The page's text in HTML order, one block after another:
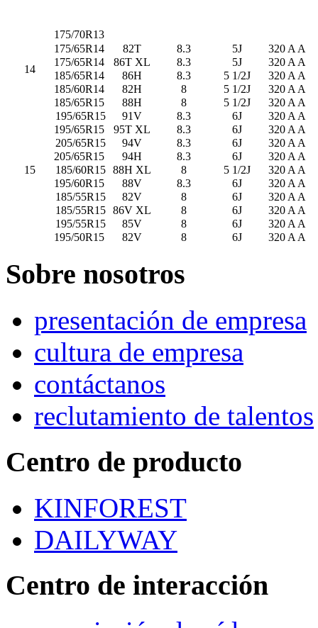
175/70R13
14
175/65R14 82T 8.3 5J
320 A A
175/65R14
86T XL 8.3 5J
320 A A
185/65R14
86H 8.3 5 1/2J
320 A A
185/60R14
82H 8 5 1/2J 320 A A
15
185/65R15 88H 8 5 1/2J
320 A A
195/65R15
91V 8.3 6J
320 A A
195/65R15
95T XL 8.3 6J
320 A A
205/65R15
94V 8.3 6J
320 A A
205/65R15
94H 8.3 6J
320 A A
185/60R15 88H XL 8 5 1/2J
320 A A
195/60R15
88V 8.3 6J
320 A A
185/55R15
82V 8 6J
320 A A
185/55R15 86V XL 8 6J
320 A A
195/55R15
85V 8 6J
320 A A
195/50R15
82V 8 6J 320 A A
Sobre nosotros
presentación de empresa
cultura de empresa
contáctanos
reclutamiento de talentos
Centro de producto
KINFOREST
DAILYWAY
Centro de interacción